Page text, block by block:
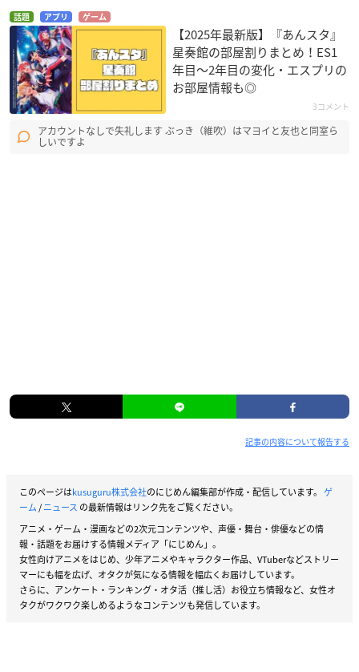
話題 アプリ ゲーム
【2025年最新版】『あんスタ』
星奏館の部屋割りまとめ！ES1
年目〜2年目の変化・エスプリの
お部屋情報も◎
3コメント
アカウントなしで失礼します ぶっき（維吹）はマヨイと友也と同室ら
しいですよ
記事の内容について報告する
このページはkusuguru株式会社のにじめん編集部が作成・配信しています。 ゲ
ーム/ニュース の最新情報はリンク先をご覧ください。
アニメ・ゲーム・漫画などの2次元コンテンツや、声優・舞台・俳優などの情
報・話題をお届けする情報メディア「にじめん」。
女性向けアニメをはじめ、少年アニメやキャラクター作品、VTuberなどストリー
マーにも幅を広げ、オタクが気になる情報を幅広くお届けしています。
さらに、アンケート・ランキング・オタ活（推し活）お役立ち情報など、女性オ
タクがワクワク楽しめるようなコンテンツも発信しています。